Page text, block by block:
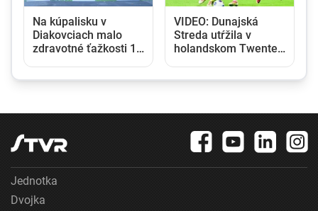
Na kúpalisku v
Diakovciach malo
zdravotné ťažkosti 16
VIDEO: Dunajská
Streda utŕžila v
holandskom Twente
Jednotka
Dvojka